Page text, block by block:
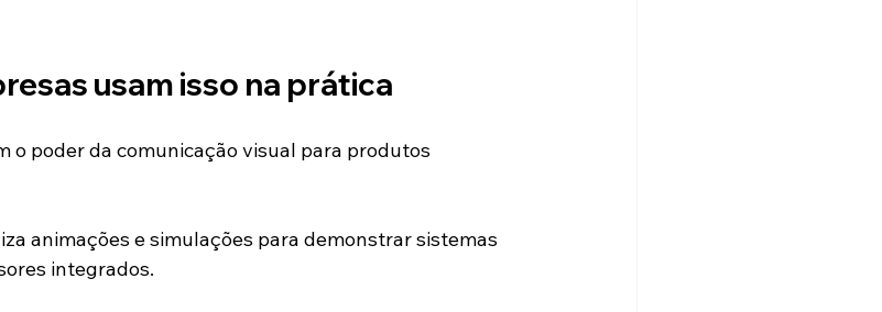
usam isso na prática
o poder da comunicação visual para produtos
animações e simulações para demonstrar sistemas
integrados.